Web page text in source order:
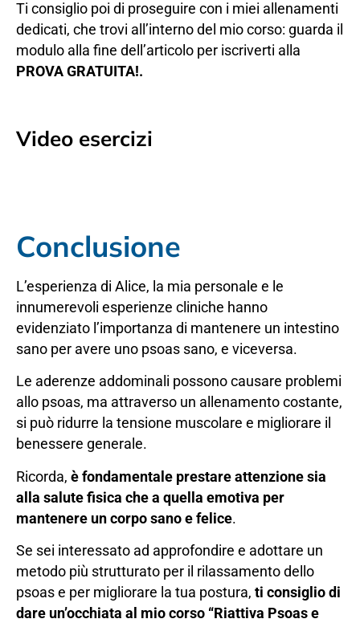
Ti consiglio poi di proseguire con i miei allenamenti
dedicati, che trovi all’interno del mio corso: guarda il
modulo alla fine dell’articolo per iscriverti alla
PROVA GRATUITA!.
Video esercizi
Conclusione
L’esperienza di Alice, la mia personale e le
innumerevoli esperienze cliniche hanno
evidenziato l’importanza di mantenere un intestino
sano per avere uno psoas sano, e viceversa.
Le aderenze addominali possono causare problemi
allo psoas, ma attraverso un allenamento costante,
si può ridurre la tensione muscolare e migliorare il
benessere generale.
Ricorda, è fondamentale prestare attenzione sia
alla salute fisica che a quella emotiva per
mantenere un corpo sano e felice.
Se sei interessato ad approfondire e adottare un
metodo più strutturato per il rilassamento dello
psoas e per migliorare la tua postura, ti consiglio di
dare un’occhiata al mio corso “Riattiva Psoas e